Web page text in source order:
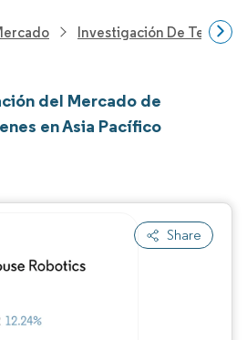
Investigación De
del Mercado de
en Asia Pacífico
Share